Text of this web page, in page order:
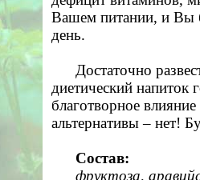
Вашем питании, и Вы
день.
Достаточно
диетический напиток
благотворное
альтернативы – нет!
Состав:
фруктоза,